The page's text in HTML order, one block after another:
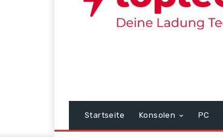
Startseite Konsolen PC